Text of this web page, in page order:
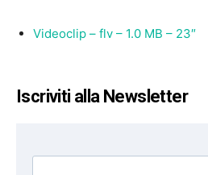
Videoclip – flv – 1.0 MB – 23″
Iscriviti alla Newsletter